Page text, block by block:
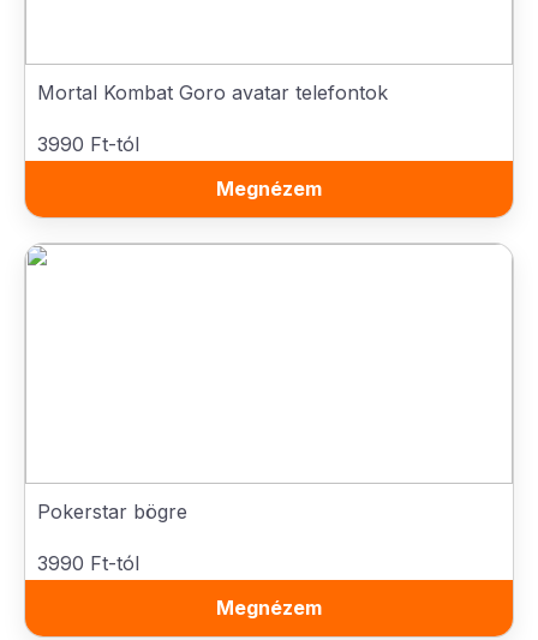
Mortal Kombat Goro avatar telefontok
3990 Ft-tól
Megnézem
Pokerstar bögre
3990 Ft-tól
Megnézem